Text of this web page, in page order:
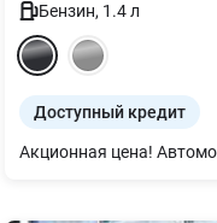
Бензин, 1.4л
Доступный кредит